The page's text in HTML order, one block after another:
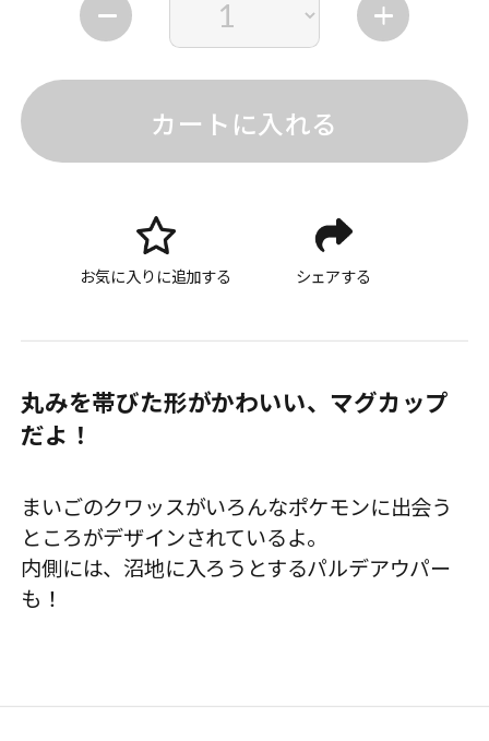
カートに入れる
お気に入りに追加する シェアする
丸みを帯びた形がかわいい、マグカップ
だよ！
まいごのクワッスがいろんなポケモンに出会う
ところがデザインされているよ。
内側には、沼地に入ろうとするパルデアウパー
も！